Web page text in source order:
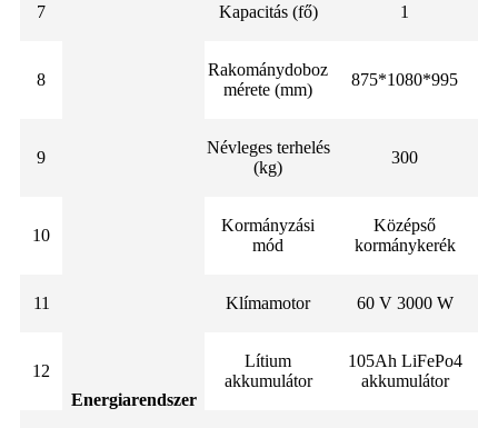
7 Kapacitás (fő) 1
8
Rakománydoboz
mérete (mm)
875*1080*995
9
Névleges terhelés
(kg)
300
10
Kormányzási
mód
Középső
kormánykerék
11
Energiarendszer
Klímamotor 60 V 3000 W
12
Lítium
akkumulátor
105Ah LiFePo4
akkumulátor